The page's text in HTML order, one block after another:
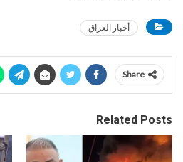
أخبار العراق
Share
Related Posts